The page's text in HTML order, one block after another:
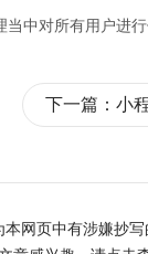
中对所有用户进
下一篇： 小
网页中有涉嫌抄